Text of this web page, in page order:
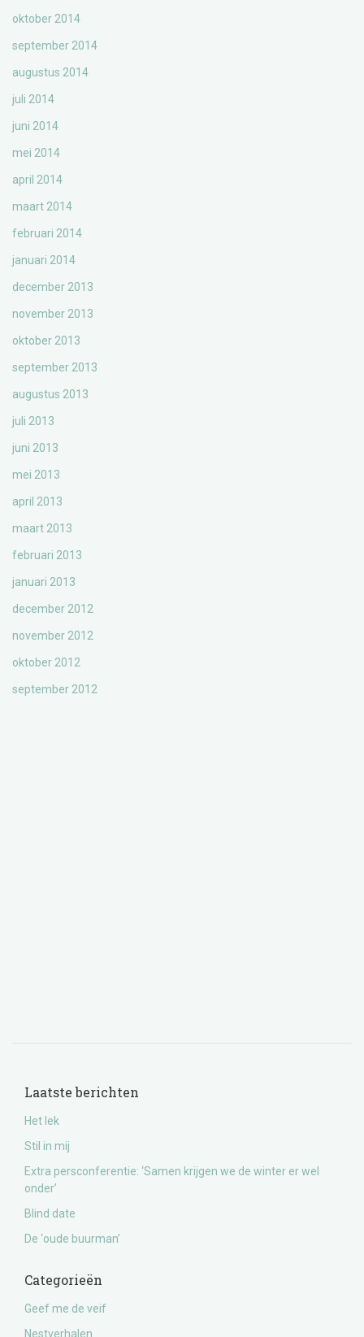
oktober 2014
september 2014
augustus 2014
juli 2014
juni 2014
mei 2014
april 2014
maart 2014
februari 2014
januari 2014
december 2013
november 2013
oktober 2013
september 2013
augustus 2013
juli 2013
juni 2013
mei 2013
april 2013
maart 2013
februari 2013
januari 2013
december 2012
november 2012
oktober 2012
september 2012
Laatste berichten
Het lek
Stil in mij
Extra persconferentie: ‘Samen krijgen we de winter er wel
onder’
Blind date
De ‘oude buurman’
Categorieën
Geef me de veif
Nestverhalen